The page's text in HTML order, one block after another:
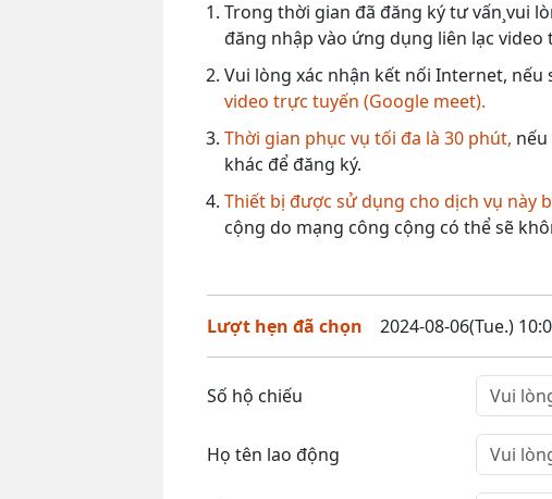
Trong thời gian đã đăng ký tư vấn¸vui
đăng nhập vào ứng dụng liên lạc
Vui lòng xác nhận kết nối Internet,
video trực tuyến (Google meet).
Thời gian phục vụ tối đa là 30 phút,
khác để đăng ký.
Thiết bị được sử dụng cho dịch vụ này
cộng do mạng công cộng có thể sẽ
Lượt hẹn đã chọn 2024-08-06(Tue.)
Số hộ chiếu
Họ tên lao động